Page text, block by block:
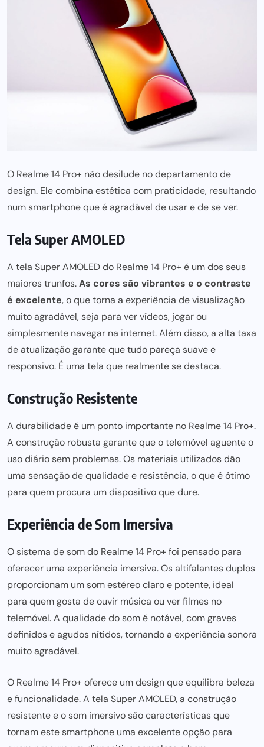
O Realme 14 Pro+ não desilude no departamento de
design. Ele combina estética com praticidade, resultando
num smartphone que é agradável de usar e de se ver.
Tela Super AMOLED
A tela Super AMOLED do Realme 14 Pro+ é um dos seus
maiores trunfos.As cores são vibrantes e o contraste
é excelente, o que torna a experiência de visualização
muito agradável, seja para ver vídeos, jogar ou
simplesmente navegar na internet. Além disso, a alta taxa
de atualização garante que tudo pareça suave e
responsivo. É uma tela que realmente se destaca.
Construção Resistente
A durabilidade é um ponto importante no Realme 14 Pro+.
A construção robusta garante que o telemóvel aguente o
uso diáriosem problemas. Os materiais utilizados dão
uma sensação de qualidade e resistência, o que é ótimo
para quem procura um dispositivo que dure.
Experiência de Som Imersiva
O sistema de som do Realme 14 Pro+ foi pensado para
oferecer uma experiência imersiva. Os altifalantes duplos
proporcionam um som estéreo claro e potente, ideal
para quemgosta de ouvir música ou ver filmes no
telemóvel. A qualidade do som é notável, com graves
definidos e agudos nítidos, tornando a experiência sonora
muito agradável.
O Realme 14 Pro+ oferece um design que equilibra beleza
e funcionalidade. A tela Super AMOLED, a construção
resistente e o som imersivo são características que
tornam este smartphone uma excelente opção para